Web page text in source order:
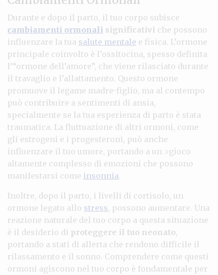
Durante e dopo il parto, il tuo corpo subisce
cambiamenti ormonali significativi che possono
influenzare la tua salute mentale e fisica. L’ormone
principale coinvolto è l’ossitocina, spesso definita
l’“ormone dell’amore”, che viene rilasciato durante
il travaglio e l’allattamento. Questo ormone
promuove il legame madre-figlio, ma al contempo
può contribuire a sentimenti di ansia,
specialmente se la tua esperienza di parto è stata
traumatica. La fluttuazione di altri ormoni, come
gli estrogeni e i progesteroni, può anche
influenzare il tuo umore, portando a un >gioco
altamente complesso di emozioni che possono
manifestarsi come insonnia.
Inoltre, dopo il parto, i livelli di cortisolo, un
ormone legato allo stress, possono aumentare. Una
reazione naturale del tuo corpo a questa situazione
è il desiderio di proteggere il tuo neonato,
portando a stati di allerta che rendono difficile il
rilassamento e il sonno. Comprendere come questi
ormoni agiscono nel tuo corpo è fondamentale per